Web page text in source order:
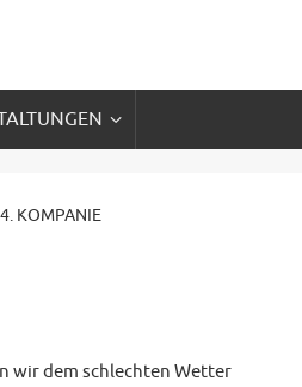
KOMPANIE
wir dem schlechten Wetter